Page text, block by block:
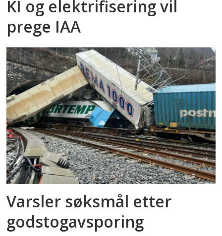
KI og elektrifisering vil
prege IAA
Varsler søksmål etter
godstog­avsporing